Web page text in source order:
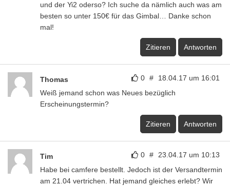
und der Yi2 oderso? Ich suche da nämlich auch was am
besten so unter 150€ für das Gimbal… Danke schon
mal!
Zitieren Antworten
0 # 18.04.17 um 16:01
Thomas
Weiß jemand schon was Neues bezüglich
Erscheinungstermin?
Zitieren Antworten
0 # 23.04.17 um 10:13
Tim
Habe bei camfere bestellt. Jedoch ist der Versandtermin
am 21.04 vertrichen. Hat jemand gleiches erlebt? Wir